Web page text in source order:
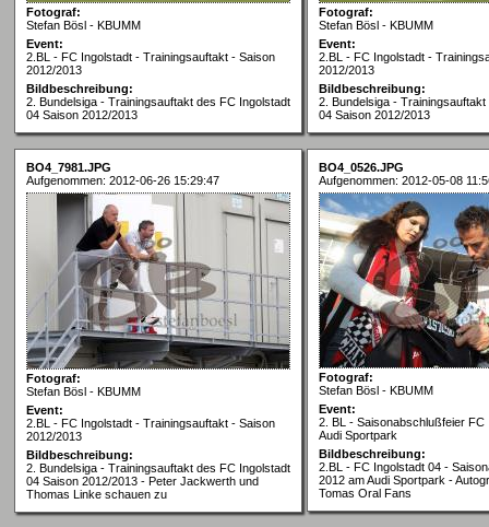
Fotograf:
Stefan Bösl - KBUMM
Event:
2.BL - FC Ingolstadt - Trainingsauftakt - Saison
2012/2013
Bildbeschreibung:
2. Bundelsiga - Trainingsauftakt des FC Ingolstadt
04 Saison 2012/2013
Fotograf:
Stefan Bösl - KBUMM
Event:
2.BL - FC Ingolstadt -
2012/2013
Bildbeschreibung:
2. Bundelsiga -
04 Saison 2012/2013
BO4_7981.JPG
Aufgenommen: 2012-06-26 15:29:47
Fotograf:
Stefan Bösl - KBUMM
Event:
2.BL - FC Ingolstadt - Trainingsauftakt - Saison
2012/2013
Bildbeschreibung:
2. Bundelsiga - Trainingsauftakt des FC Ingolstadt
04 Saison 2012/2013 - Peter Jackwerth und
Thomas Linke schauen zu
BO4_0526.JPG
Aufgenommen: 2012-05-08
Fotograf:
Stefan Bösl - KBUMM
Event:
2. BL - Saisonabschlußfeier FC
Audi Sportpark
Bildbeschreibung:
2.BL - FC Ingolstadt 04 -
2012 am Audi Sportpark -
Tomas Oral Fans